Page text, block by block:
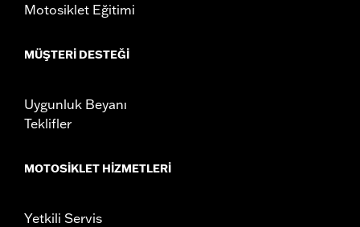
Motosiklet Eğitimi
MÜŞTERI DESTEĞI
Uygunluk Beyanı
Teklifler
MOTOSIKLET HIZMETLERI
Yetkili Servis